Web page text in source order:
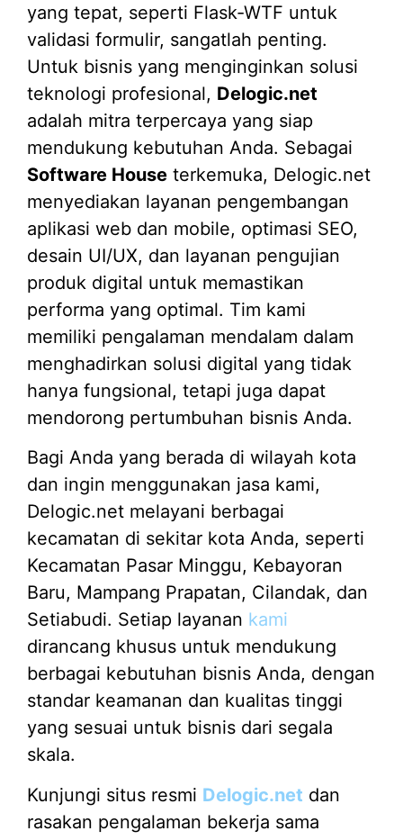
yang tepat, seperti Flask-WTF untuk
validasi formulir, sangatlah penting.
Untuk bisnis yang menginginkan solusi
teknologi profesional, Delogic.net
adalah mitra terpercaya yang siap
mendukung kebutuhan Anda. Sebagai
Software House terkemuka, Delogic.net
menyediakan layanan pengembangan
aplikasi web dan mobile, optimasi SEO,
desain UI/UX, dan layanan pengujian
produk digital untuk memastikan
performa yang optimal. Tim kami
memiliki pengalaman mendalam dalam
menghadirkan solusi digital yang tidak
hanya fungsional, tetapi juga dapat
mendorong pertumbuhan bisnis Anda.
Bagi Anda yang berada di wilayah kota
dan ingin menggunakan jasa kami,
Delogic.net melayani berbagai
kecamatan di sekitar kota Anda, seperti
Kecamatan Pasar Minggu, Kebayoran
Baru, Mampang Prapatan, Cilandak, dan
Setiabudi. Setiap layanan kami
dirancang khusus untuk mendukung
berbagai kebutuhan bisnis Anda, dengan
standar keamanan dan kualitas tinggi
yang sesuai untuk bisnis dari segala
skala.
Kunjungi situs resmi Delogic.net dan
rasakan pengalaman bekerja sama